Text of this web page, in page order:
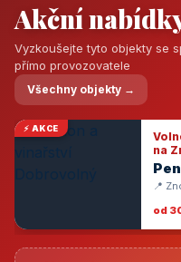
Akční
Vyzkoušejte tyto objekty se
přímo provozovatele
Všechny objekty →
⚡ AKCE
na
📍
od